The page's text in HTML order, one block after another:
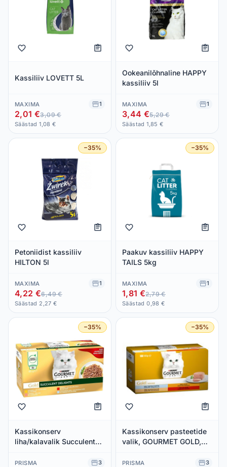
Kassiliiv LOVETT 5L
MAXIMA 1
2,01 €3,09 €
Säästad 1,08 €
Ookeanilõhnaline HAPPY
kassiliiv 5l
MAXIMA 1
3,44 €5,29 €
Säästad 1,85 €
−35%
Petoniidist kassiliiv
HILTON 5l
MAXIMA 1
4,22 €6,49 €
Säästad 2,27 €
−35%
Paakuv kassiliiv HAPPY
TAILS 5kg
MAXIMA 1
1,81 €2,79 €
Säästad 0,98 €
−35%
Kassikonserv
liha/kalavalik Succulent
GOURMET GOLD, 4 x 85 g
PRISMA 3
−35%
Kassikonserv pasteetide
valik, GOURMET GOLD,
PRISMA 3